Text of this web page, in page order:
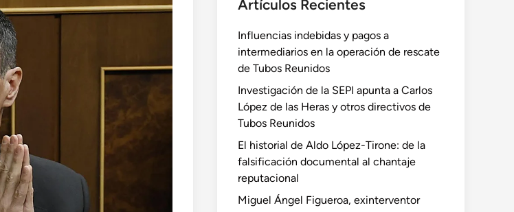
Artículos Recientes
Influencias indebidas y pagos a
intermediarios en la operación de rescate
de Tubos Reunidos
Investigación de la SEPI apunta a Carlos
López de las Heras y otros directivos de
Tubos Reunidos
El historial de Aldo López-Tirone: de la
falsificación documental al chantaje
reputacional
Miguel Ángel Figueroa, exinterventor